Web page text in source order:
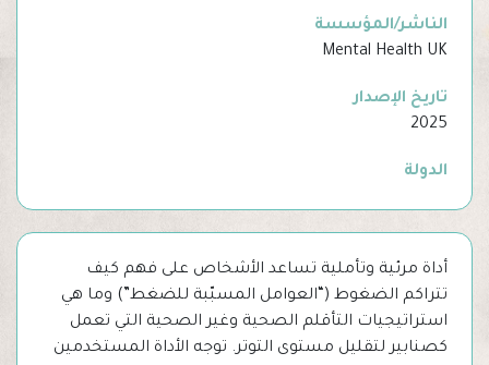
الناشر/المؤسسة
Mental Health UK
تاريخ الإصدار
2025
الدولة
أداة مرئية وتأملية تساعد الأشخاص على فهم كيف
تتراكم الضغوط (“العوامل المسبّبة للضغط”) وما هي
استراتيجيات التأقلم الصحية وغير الصحية التي تعمل
كصنابير لتقليل مستوى التوتر. توجه الأداة المستخدمين